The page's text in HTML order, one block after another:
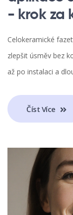
- krok za
Celokeramické
zlepšit úsměv bez
až po instalaci a
Číst Více